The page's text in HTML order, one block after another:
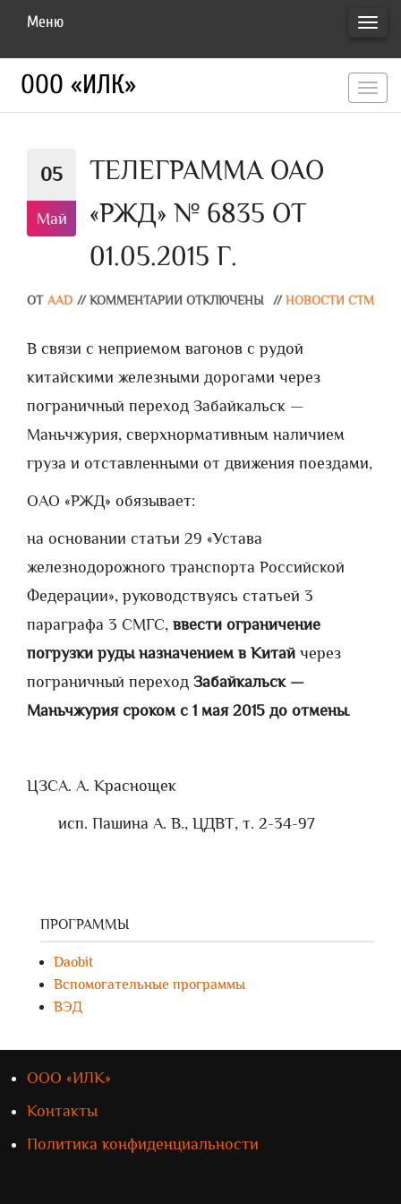
Меню
ООО «ИЛК»
05
Май
ТЕЛЕГРАММА ОАО
«РЖД» № 6835 ОТ
01.05.2015 Г.
ОТ AAD // КОММЕНТАРИИ ОТКЛЮЧЕНЫ // НОВОСТИ СТМ
В связи с неприемом вагонов с рудой
китайскими железными дорогами через
пограничный переход Забайкальск —
Маньчжурия, сверхнормативным наличием
груза и отставленными от движения поездами,
ОАО «РЖД» обязывает:
на основании статьи 29 «Устава
железнодорожного транспорта Российской
Федерации», руководствуясь статьей 3
параграфа 3 СМГС, ввести ограничение
погрузки руды назначением в Китай через
пограничный переход Забайкальск —
Маньчжурия сроком с 1 мая 2015 до отмены.
ЦЗСА. А. Краснощек
исп. Пашина А. В., ЦДВТ, т. 2-34-97
ПРОГРАММЫ
Daobit
Вспомогательные программы
ВЭД
ООО «ИЛК»
Контакты
Политика конфиденциальности